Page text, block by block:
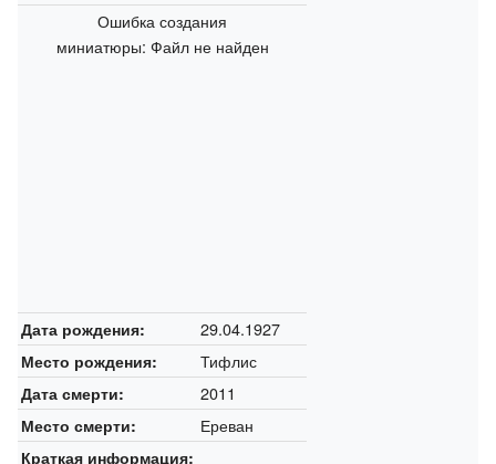
Ошибка создания
миниатюры: Файл не найден
Дата рождения: 29.04.1927
Место рождения: Тифлис
Дата смерти: 2011
Место смерти: Ереван
Краткая информация: